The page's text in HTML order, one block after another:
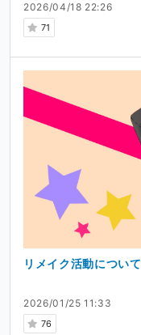
2026/04/18 22:26
71
2026/01/25 11:33
76
リメイク活動について